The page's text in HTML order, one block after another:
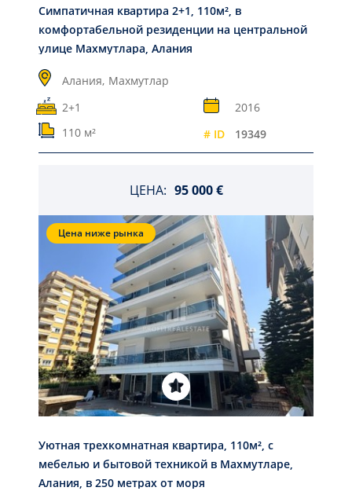
Симпатичная квартира 2+1, 110м², в
комфортабельной резиденции на центральной
улице Махмутлара, Алания
Алания, Махмутлар
2+1
2016
110 м²
# ID 19349
ЦЕНА: 95 000 €
Цена ниже рынка
Уютная трехкомнатная квартира, 110м², с
мебелью и бытовой техникой в Махмутларе,
Алания, в 250 метрах от моря